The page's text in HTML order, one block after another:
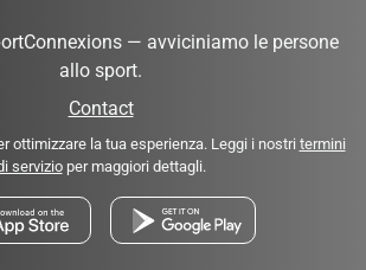
— avviciniamo le persone
allo sport.
Contact
ottimizzare la tua esperienza. Leggi i nostri termini
servizioper maggiori dettagli.